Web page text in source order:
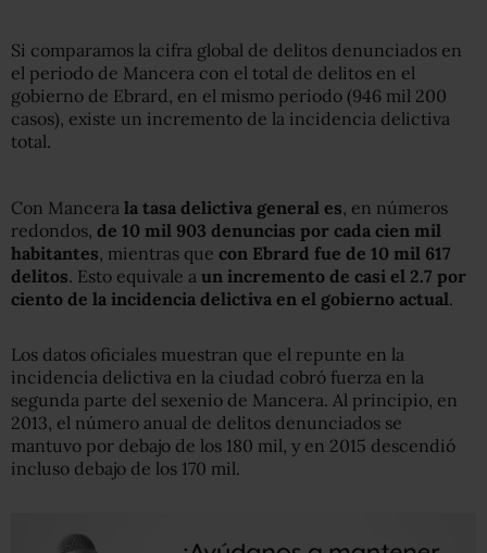
Si comparamos la cifra global de delitos denunciados en
el periodo de Mancera con el total de delitos en el
gobierno de Ebrard, en el mismo periodo (946 mil 200
casos), existe un incremento de la incidencia delictiva
total.
Con Mancera la tasa delictiva general es, en números
redondos, de 10 mil 903 denuncias por cada cien mil
habitantes, mientras que con Ebrard fue de 10 mil 617
delitos. Esto equivale a un incremento de casi el 2.7 por
ciento de la incidencia delictiva en el gobierno actual.
Los datos oficiales muestran que el repunte en la
incidencia delictiva en la ciudad cobró fuerza en la
segunda parte del sexenio de Mancera. Al principio, en
2013, el número anual de delitos denunciados se
mantuvo por debajo de los 180 mil, y en 2015 descendió
incluso debajo de los 170 mil.